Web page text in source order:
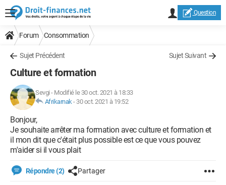
Question
Forum Consommation
Sujet Précédent Sujet Suivant
Culture et formation
Sevgi - Modifié le 30 oct. 2021 à 18:33
Afrikarnak- 30 oct. 2021 à 19:52
Bonjour,
Je souhaite arrêter ma formation avec culture et formation et
il mon dit que c'était plus possible est ce que vous pouvez
m'aider si il vous plait
Répondre (2) Partager